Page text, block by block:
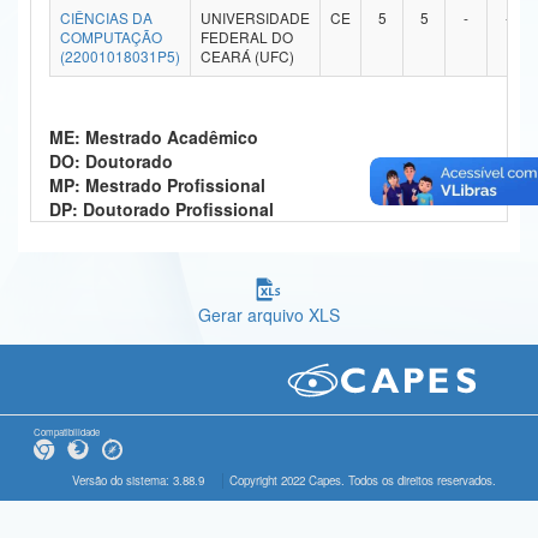
Ministério da Ciência, Tecnologia, Inovações e Comunicações
Ministério do Meio Ambiente
Ministério do Desenvolvimento Regional
Controladoria-Geral da União
Gabinete de Segurança Institucional
Advocacia-Geral da União
CIÊNCIAS DA
COMPUTAÇÃO
(22001018031P5)
UNIVERSIDADE
FEDERAL DO
CEARÁ (UFC)
CE 5 5 - -
ME: Mestrado Acadêmico
DO: Doutorado
MP: Mestrado Profissional
DP: Doutorado Profissional
Gerar arquivo XLS
Compatibilidade
Versão do sistema: 3.88.9 Copyright 2022 Capes. Todos os direitos reservados.